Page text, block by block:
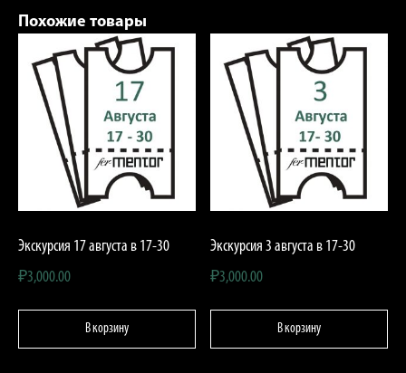
Похожие товары
Экскурсия 17 августа в 17-30
₽3,000.00
В корзину
Экскурсия 3 августа в 17-30
₽3,000.00
В корзину